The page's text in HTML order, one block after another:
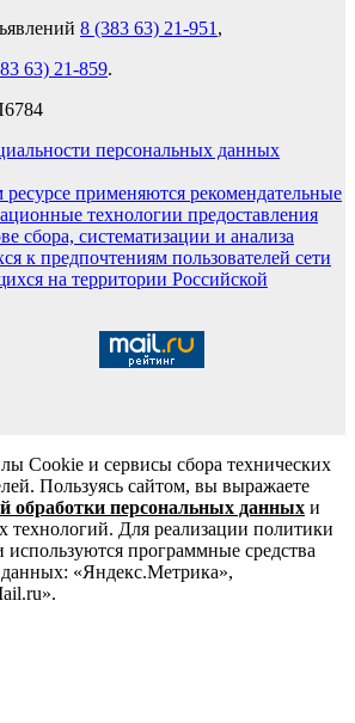
8 (383 63) 21-951 ,
63) 21-859.
персональных данных
применяются рекомендательные
технологии предоставления
сбора, систематизации и анализа
к предпочтениям пользователей сети
на территории Российской
Cookie и сервисы сбора технических
Пользуясь сайтом, вы выражаете
обработки персональных данных и
Для реализации политики
программные средства
«Яндекс.Метрика»,